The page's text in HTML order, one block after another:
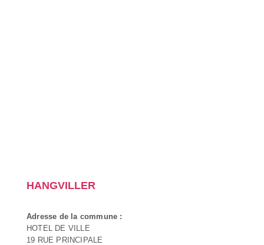
HANGVILLER
Adresse de la commune :
HOTEL DE VILLE
19 RUE PRINCIPALE